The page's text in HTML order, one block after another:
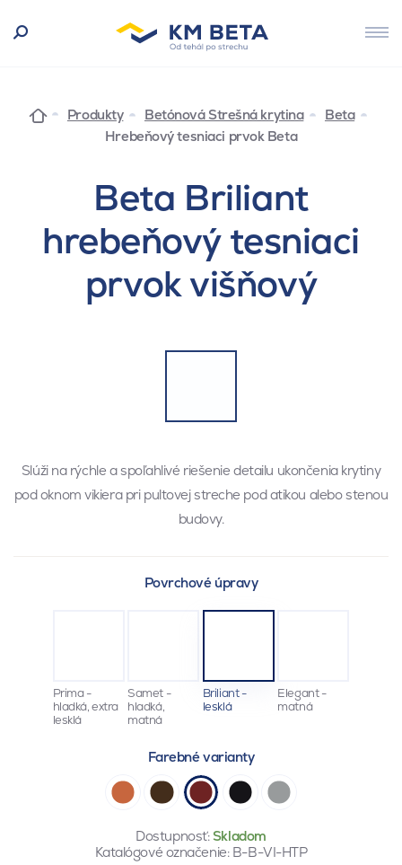
Produkty Betónová Strešná krytina
Beta
Hrebeňový tesniaci prvok Beta
Beta Briliant
hrebeňový tesniaci
prvok višňový
Slúži na rýchle a spoľahlivé riešenie detailu ukončenia krytiny
pod oknom vikiera pri pultovej streche pod atikou alebo stenou
budovy.
Povrchové úpravy
Prima -
hladká, extra
lesklá
Samet -
hladká,
matná
Briliant -
lesklá
Elegant -
matná
Farebné varianty
Dostupnosť:Skladom
Katalógové označenie: B-B-VI-HTP